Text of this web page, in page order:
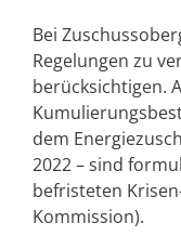
Bei
Regelungen zu
berücksichtigen.
dem
2022 – sind
befristeten
Kommission).